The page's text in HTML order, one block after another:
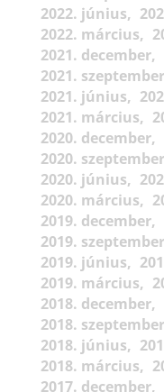
2022. június
2022. március
2021. december
2021. szeptember
2021. június
2021. március
2020. december
2020. szeptember
2020. június
2020. március
2019. december
2019. szeptember
2019. június
2019. március
2018. december
2018. szeptember
2018. június
2018. március
2017. december